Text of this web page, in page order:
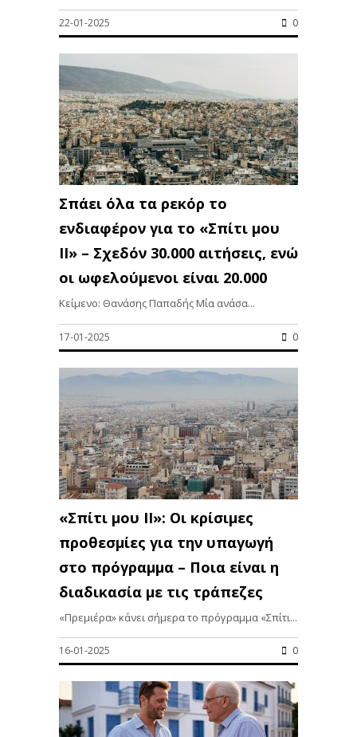
22-01-2025 0
Σπάει όλα τα ρεκόρ το
ενδιαφέρον για το «Σπίτι μου
ΙΙ» – Σχεδόν 30.000 αιτήσεις, ενώ
οι ωφελούμενοι είναι 20.000
Κείμενο: Θανάσης Παπαδής Μία ανάσα...
17-01-2025 0
«Σπίτι μου ΙΙ»: Οι κρίσιμες
προθεσμίες για την υπαγωγή
στο πρόγραμμα – Ποια είναι η
διαδικασία με τις τράπεζες
«Πρεμιέρα» κάνει σήμερα το πρόγραμμα «Σπίτι...
16-01-2025 0